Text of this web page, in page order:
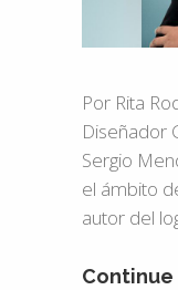
Por Rita
Diseñador
Sergio
el ámbito
autor del
Continue